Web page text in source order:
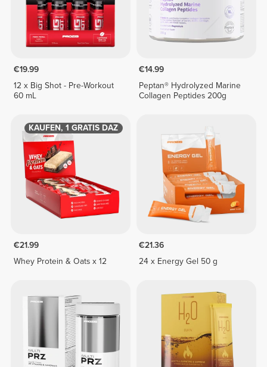
€19.99
12 x Big Shot - Pre-Workout
60 mL
€14.99
Peptan® Hydrolyzed Marine
Collagen Peptides 200g
1 KAUFEN, 1 GRATIS DAZU
€21.99
Whey Protein & Oats x 12
€21.36
24 x Energy Gel 50 g